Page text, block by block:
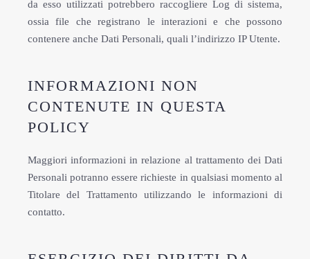
da esso utilizzati potrebbero raccogliere Log di sistema,
ossia file che registrano le interazioni e che possono
contenere anche Dati Personali, quali l’indirizzo IP Utente.
INFORMAZIONI NON
CONTENUTE IN QUESTA
POLICY
Maggiori informazioni in relazione al trattamento dei Dati
Personali potranno essere richieste in qualsiasi momento al
Titolare del Trattamento utilizzando le informazioni di
contatto.